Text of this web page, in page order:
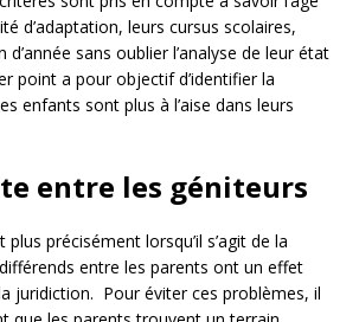
d’adaptation, leurs cursus scolaires,
sans oublier l’analyse de leur état
point a pour objectif d’identifier la
enfants sont plus à l’aise dans leurs
entre les géniteurs
précisément lorsqu’il s’agit de la
entre les parents ont un effet
juridiction. Pour éviter ces problèmes, il